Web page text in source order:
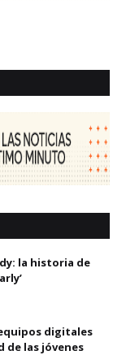
la historia de
digitales
de las jóvenes